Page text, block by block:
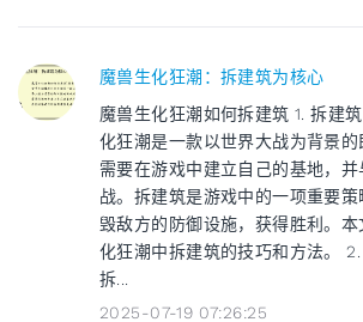
魔兽生化狂潮：拆建筑为核心
魔兽生化狂潮如何拆建筑 1. 拆建
化狂潮是一款以世界大战为背景
需要在游戏中建立自己的基地，
战。拆建筑是游戏中的一项重要
毁敌方的防御设施，获得胜利。
化狂潮中拆建筑的技巧和方法。
拆...
2025-07-19 07:26:25